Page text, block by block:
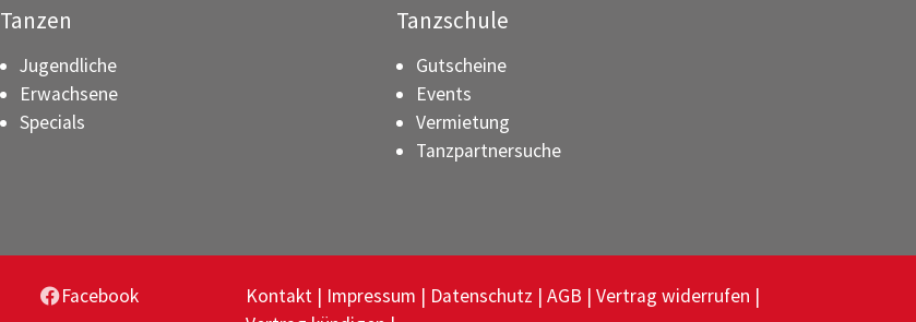
Tanzen
Jugendliche
Erwachsene
Specials
Tanzschule
Gutscheine
Events
Vermietung
Tanzpartnersuche
Facebook Kontakt Impressum Datenschutz AGB
Vertrag widerrufen